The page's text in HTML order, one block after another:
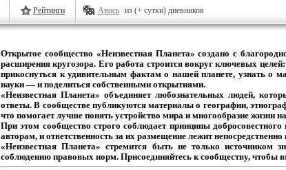
Рейтинги Авось из (+ сутки) дневников
Открытое сообщество «НеизвестнаяПланета» создано с
расширения кругозора. Его работа строитсявокругключевых целей:
прикоснуться кудивительным фактамо нашейпланете, узнатьо
науки — и поделиться собственными открытиями.
«Неизвестная Планета» объединяетлюбознательныхлюдей,
ответы. В сообществепубликуютсяматериалы о географии,
что помогаетлучше понять устройство мира и многообразие жизни
При этом сообщество строго соблюдаетпринципыдобросовестного
авторам, и ответственность за их размещение лежитнепосредственно
«Неизвестная Планета» стремится бытьнетолько источником
соблюдению правовых норм. Присоединяйтесь ксообществу, чтобы